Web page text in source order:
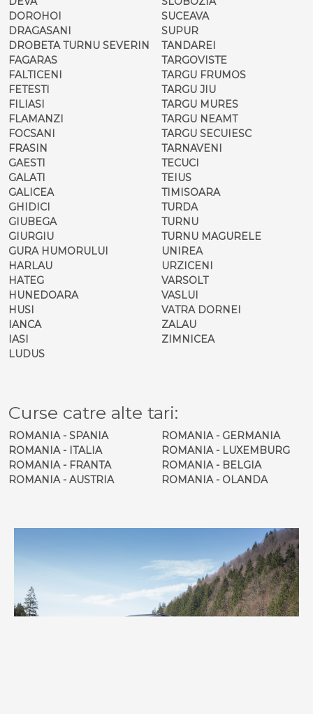
DOROHOI
DRAGASANI
DROBETA TURNU SEVERIN
FAGARAS
FALTICENI
FETESTI
FILIASI
FLAMANZI
FOCSANI
FRASIN
GAESTI
GALATI
GALICEA
GHIDICI
GIUBEGA
GIURGIU
GURA HUMORULUI
HARLAU
HATEG
HUNEDOARA
HUSI
IANCA
IASI
LUDUS
SUCEAVA
SUPUR
TANDAREI
TARGOVISTE
TARGU FRUMOS
TARGU JIU
TARGU MURES
TARGU NEAMT
TARGU SECUIESC
TARNAVENI
TECUCI
TEIUS
TIMISOARA
TURDA
TURNU
TURNU MAGURELE
UNIREA
URZICENI
VARSOLT
VASLUI
VATRA DORNEI
ZALAU
ZIMNICEA
Curse catre alte tari:
ROMANIA - SPANIA
ROMANIA - ITALIA
ROMANIA - FRANTA
ROMANIA - AUSTRIA
ROMANIA - GERMANIA
ROMANIA - LUXEMBURG
ROMANIA - BELGIA
ROMANIA - OLANDA